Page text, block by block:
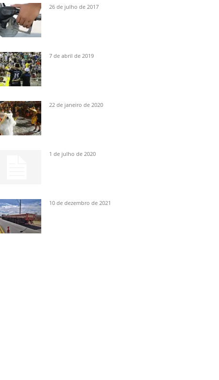
26 de julho de 2017
7 de abril de 2019
22 de janeiro de 2020
1 de julho de 2020
10 de dezembro de 2021